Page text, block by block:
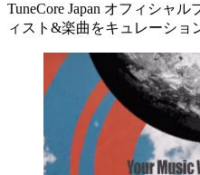
TuneCore Japan オフィシャ
ィスト&楽曲をキュレーショ